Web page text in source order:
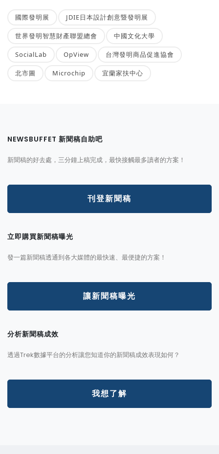
國際發明展 JDIE日本設計創意暨發明展
世界發明智慧財產聯盟總會 中國文化大學
SocialLab OpView 台灣發明商品促進協會
北市圖 Microchip 宜蘭家扶中心
NEWSBUFFET 新聞稿自助吧
新聞稿的好去處，三分鐘上稿完成，最快接觸最多讀者的方案！
刊登新聞稿
立即購買新聞稿曝光
發一篇新聞稿透通到各大媒體的最快速、最便捷的方案！
讓新聞稿曝光
分析新聞稿成效
透過Trek數據平台的分析讓您知道你的新聞稿成效表現如何？
我想了解